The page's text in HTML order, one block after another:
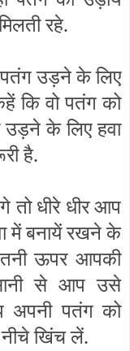
रहे.
उड़ने के लिए
कि वो पतंग को
के लिए हवा
है.
धीरे धीर आप
में बनायें रखने के
ऊपर आपकी
से आप उसे
अपनी पतंग को
नीचे खिंच लें.